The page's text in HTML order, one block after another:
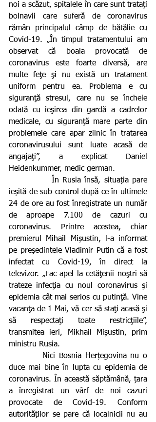
noi a scăzut, spitalele în care sunt trataţi
bolnavii care suferă de coronavirus
rămân principalul câmp de bătălie cu
Covid-19. „În timpul tratamentului am
observat că boala provocată de
coronavirus este foarte diversă, are
multe feţe şi nu există un tratament
uniform pentru ea. Problema e cu
siguranţă stresul, care nu se încheie
odată cu ieşirea din gardă a cadrelor
medicale, cu siguranţă mare parte din
problemele care apar zilnic în tratarea
coronavirusului sunt luate acasă de
angajaţi”, a explicat Daniel
Heidenkummer, medic german.
ieșită de sub control după ce în ultimele
24 de ore au fost înregistrate un număr
de aproape 7.100 de cazuri cu
coronavirus. Printre acestea, chiar
premierul Mihail Mișustin, l-a informat
pe președintele Vladimir Putin că a fost
infectat cu Covid-19, în direct la
televizor. „Fac apel la cetăţenii noştri să
trateze infecţia cu noul coronavirus şi
epidemia cât mai serios cu putinţă. Vine
vacanţa de 1 Mai, vă cer să staţi acasă şi
să respectaţi toate restricţiile”,
transmitea ieri, Mikhail Mișustin, prim
ministru Rusia.
duce mai bine în lupta cu epidemia de
coronavirus. În această săptămână, țara
a înregistrat un vârf de noi cazuri
provocate de Covid-19. Conform
autorităților se pare că localnicii nu au